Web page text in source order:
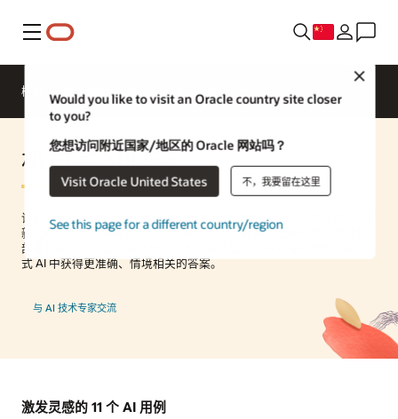
菜单
Would you like to visit an Oracle country site closer
to you?
您想访问附近国家/地区的 Oracle 网站吗？
Visit Oracle United States 不，我要留在这里
See this page for a different country/region
概述 Enterprise AI ML Services
机器学习服务
访问 Oracle 数据平台中完全集成的各种机器学习 (ML) 和生成式 AI 创
新功能，包括向量数据库。使用数据库中工具和算法来构建、管理和
部署机器学习模型，并结合使用大语言模型 (LLM) 和专有数据从生成
式 AI 中获得更准确、情境相关的答案。
与 AI 技术专家交流
激发灵感的 11 个 AI 用例